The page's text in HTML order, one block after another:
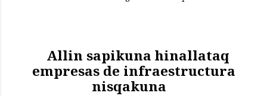
Allin sapikuna hinallataq
empresas de infraestructura
nisqakuna